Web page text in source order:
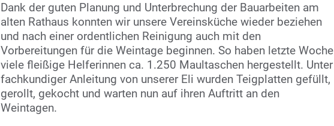
Dank der guten Planung und Unterbrechung der Bauarbeiten am
alten Rathaus konnten wir unsere Vereinsküche wieder beziehen
und nach einer ordentlichen Reinigung auch mit den
Vorbereitungen für die Weintage beginnen. So haben letzte Woche
viele fleißige Helferinnen ca. 1.250 Maultaschen hergestellt. Unter
fachkundiger Anleitung von unserer Eli wurden Teigplatten gefüllt,
gerollt, gekocht und warten nun auf ihren Auftritt an den
Weintagen.